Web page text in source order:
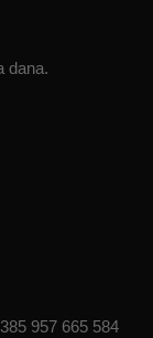
dana.
957 665 584